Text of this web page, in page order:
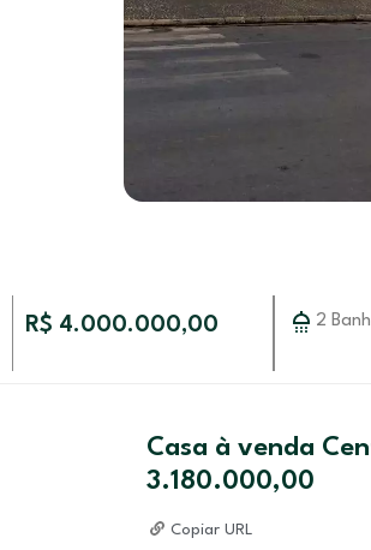
R$ 4.000.000,00 2
Casa à venda
3.180.000,00
Copiar URL